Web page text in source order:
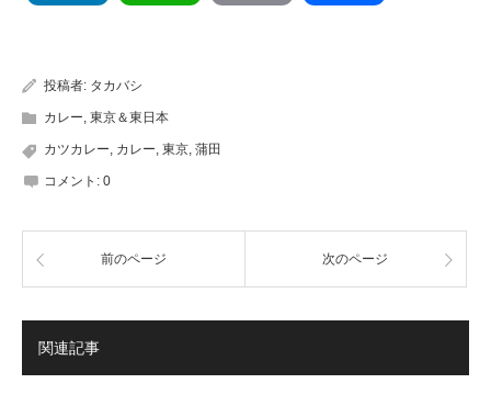
投稿者: タカバシ
カレー, 東京＆東日本
カツカレー, カレー, 東京, 蒲田
コメント: 0
前のページ 次のページ
関連記事